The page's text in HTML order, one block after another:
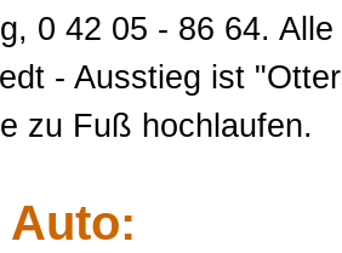
0 42 05 - 86 64.
- Ausstieg ist
zu Fuß hochlaufen.
Auto: